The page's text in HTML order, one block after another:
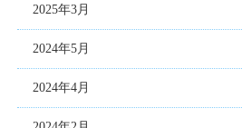
2025年3月
2024年5月
2024年4月